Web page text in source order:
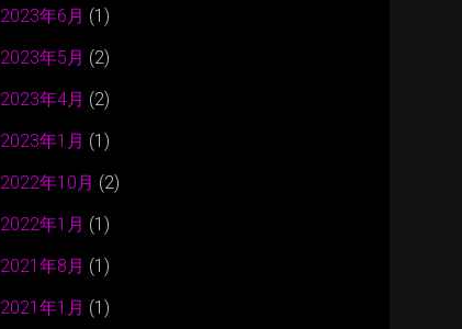
2023年6月 (1)
2023年5月 (2)
2023年4月 (2)
2023年1月 (1)
2022年10月 (2)
2022年1月 (1)
2021年8月 (1)
2021年1月 (1)